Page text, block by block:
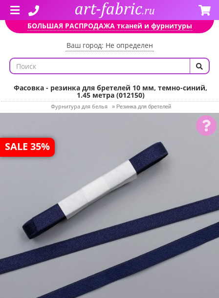
БОЛЬШАЯ РАСПРОДАЖА тканей и фурнитуры
Ваш город: Не определен
Фасовка - резинка для бретелей 10 мм, темно-синий,
1.45 метра (012150)
Фурнитура для белья » Резинка для бретелей
SALE 35%